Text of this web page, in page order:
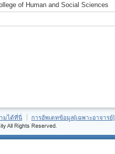
of Human and Social Sciences
มได้ที่นี่ การอัพเดทข้อมูล[เฉพาะอาจารย์]